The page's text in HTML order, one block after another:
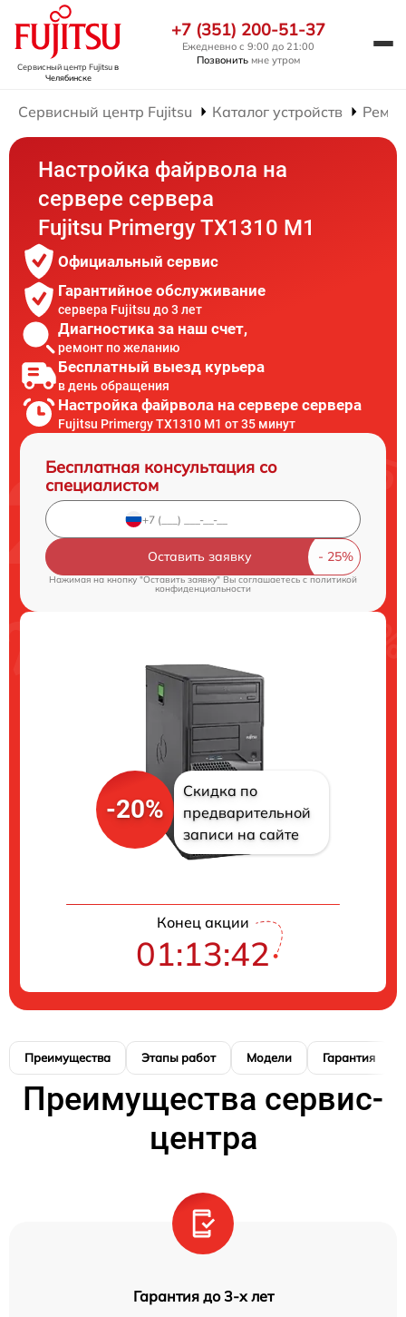
Сервисный центр Fujitsuв
Челябинске
+7 (351) 200-51-37
Ежедневно с 9:00 до 21:00
Позвонить мне утром
Сервисный центр Fujitsu Каталог устройств
Настройка файрвола на
сервере сервера
Fujitsu Primergy TX1310 M1
Официальный сервис
Гарантийное обслуживание
сервера Fujitsu до 3 лет
Диагностика за наш счет,
ремонт по желанию
Бесплатный выезд курьера
в день обращения
Настройка файрвола на сервере сервера
Fujitsu Primergy TX1310 M1 от 35 минут
Бесплатная консультация со
специалистом
Оставить заявку
Нажимая на кнопку "Оставить заявку" Вы соглашаетесь cполитикой
конфиденциальности
-20%
Скидка по
предварительной
записи на сайте
Конец акции
01:13:41
Преимущества Этапы работ Модели Гарантия
Преимущества сервис-
центра
Гарантия до 3-х лет